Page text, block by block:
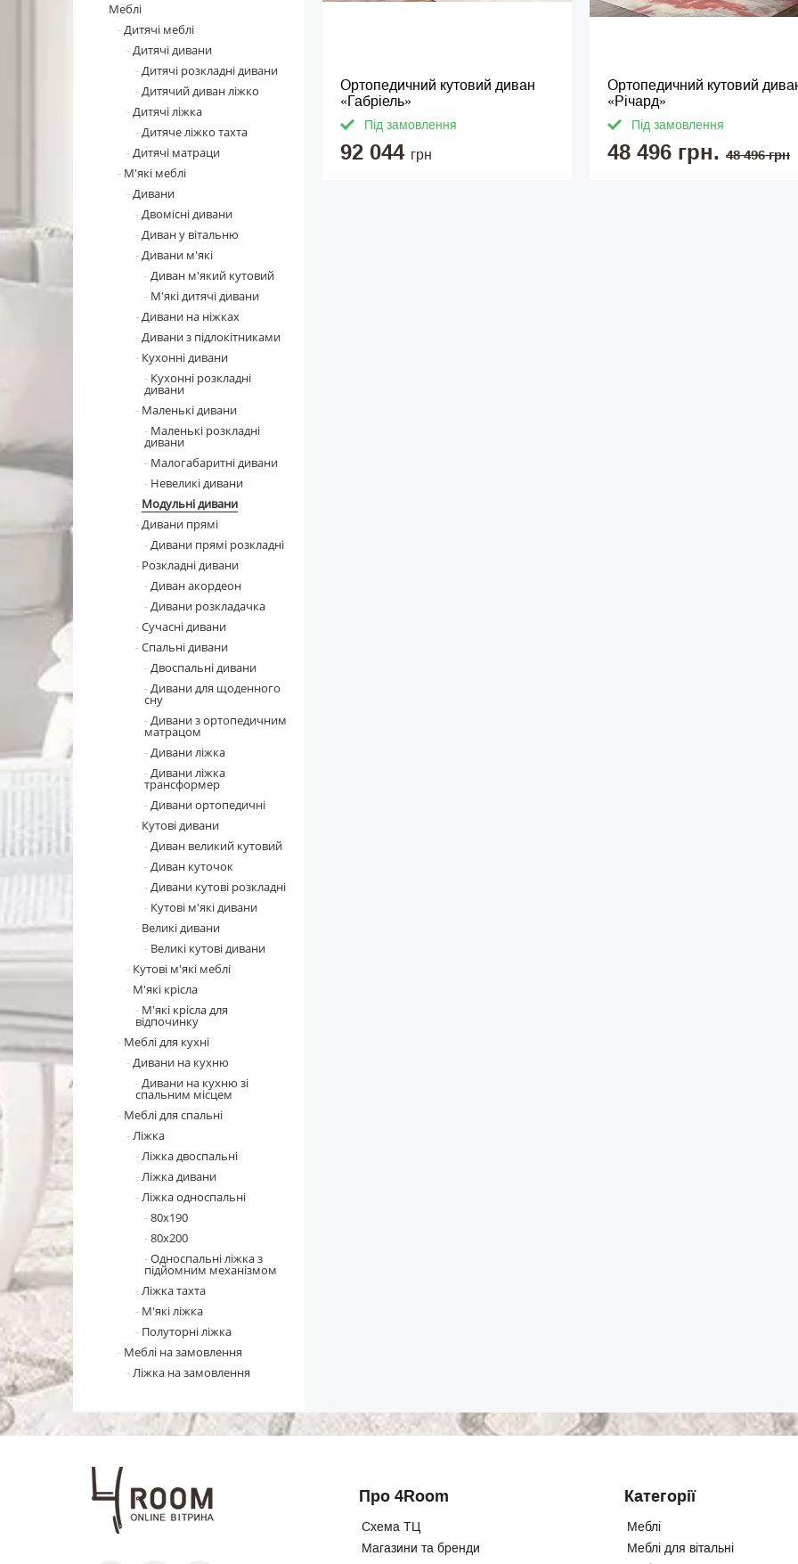
Меблі
Дитячі меблі
Дитячі дивани
Дитячі розкладні дивани
Дитячий диван ліжко
Дитячі ліжка
Дитяче ліжко тахта
Дитячі матраци
М'які меблі
Дивани
Двомісні дивани
Диван у вітальню
Дивани м'які
Диван м'який кутовий
М'які дитячі дивани
Дивани на ніжках
Дивани з підлокітниками
Кухонні дивани
Кухонні розкладні
дивани
Маленькі дивани
Маленькі розкладні
дивани
Малогабаритні дивани
Невеликі дивани
Модульні дивани
Дивани прямі
Дивани прямі розкладні
Розкладні дивани
Диван акордеон
Дивани розкладачка
Сучасні дивани
Спальні дивани
Двоспальні дивани
Дивани для щоденного
сну
Дивани з ортопедичним
матрацом
Дивани ліжка
Дивани ліжка
трансформер
Дивани ортопедичні
Кутові дивани
Диван великий кутовий
Диван куточок
Дивани кутові розкладні
Кутові м'які дивани
Великі дивани
Великі кутові дивани
Кутові м'які меблі
М'які крісла
М'які крісла для
відпочинку
Меблі для кухні
Дивани на кухню
Дивани на кухню зі
спальним місцем
Меблі для спальні
Ліжка
Ліжка двоспальні
Ліжка дивани
Ліжка односпальні
80х190
80х200
Односпальні ліжка з
підйомним механізмом
Ліжка тахта
М'які ліжка
Полуторні ліжка
Меблі на замовлення
Ліжка на замовлення
Ортопедичний кутовий диван
«Габріель»
Під замовлення
92 044 грн
Ортопедичний кутовий
«Річард»
Під замовлення
48 496 грн. 48 496 грн
Про 4Room
Схема ТЦ
Магазини та бренди
Категорії
Меблі
Меблі для вітальні